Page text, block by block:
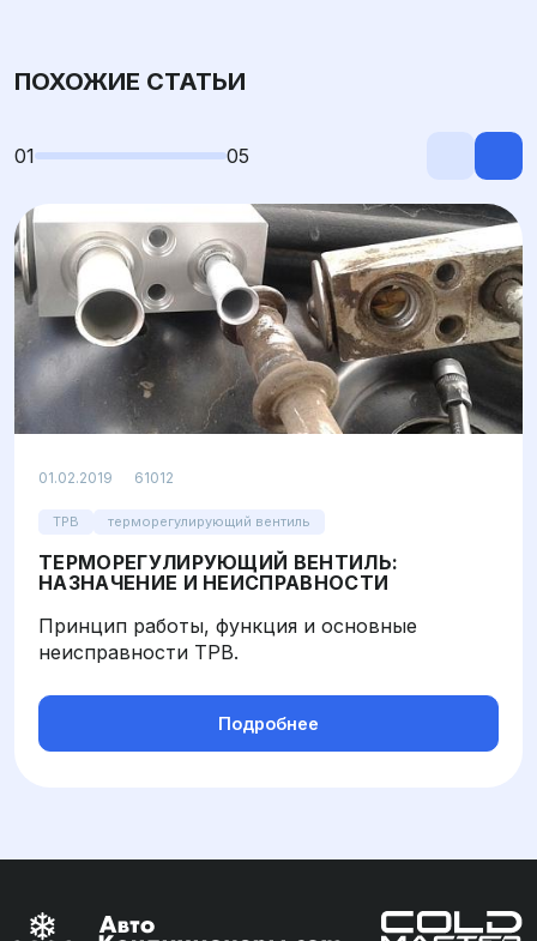
ПОХОЖИЕ СТАТЬИ
01 05
01.02.2019 61012
ТРВ терморегулирующий вентиль
ТЕРМОРЕГУЛИРУЮЩИЙ ВЕНТИЛЬ:
НАЗНАЧЕНИЕ И НЕИСПРАВНОСТИ
Принцип работы, функция и основные
неисправности ТРВ.
Подробнее